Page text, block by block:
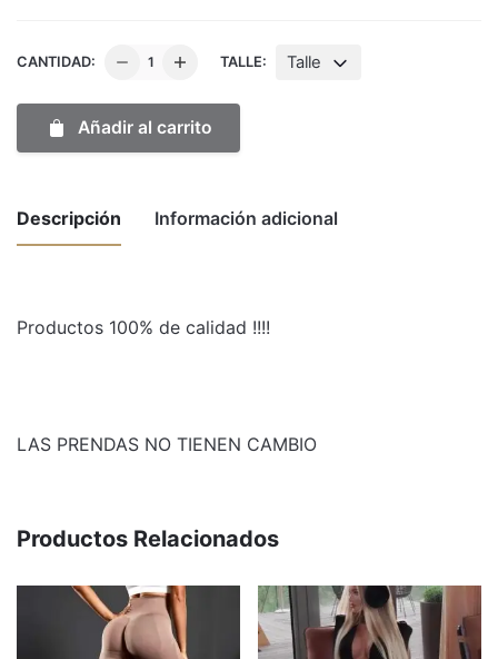
CANTIDAD:
CATSUIT
TALLE: Talle
Añadir al carrito
Descripción Información adicional
Productos 100% de calidad !!!!
LAS PRENDAS NO TIENEN CAMBIO
Productos Relacionados